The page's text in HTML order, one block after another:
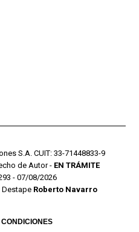
S.A. CUIT: 33-71448833-9
de Autor - EN TRÁMITE
- 07/08/2026
Destape Roberto Navarro